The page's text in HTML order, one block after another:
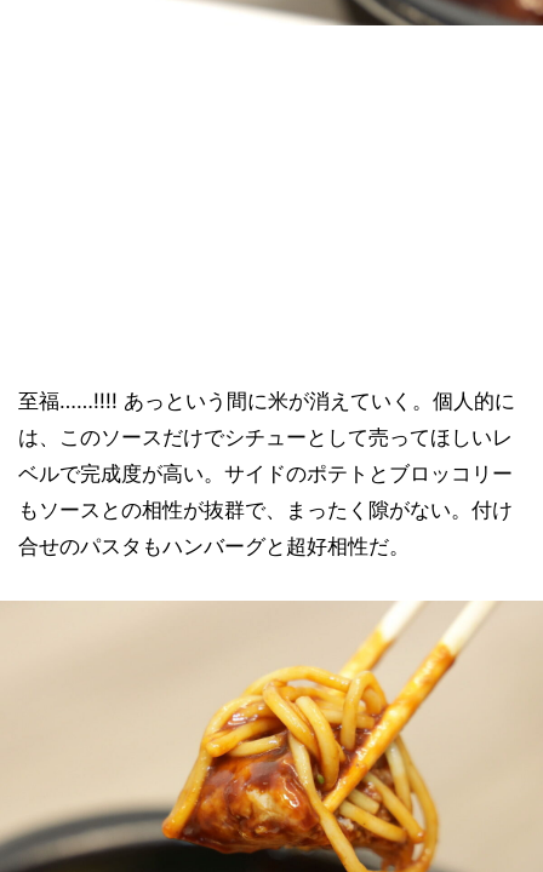
至福……!!!! あっという間に米が消えていく。個人的に
は、このソースだけでシチューとして売ってほしいレ
ベルで完成度が高い。サイドのポテトとブロッコリー
もソースとの相性が抜群で、まったく隙がない。付け
合せのパスタもハンバーグと超好相性だ。